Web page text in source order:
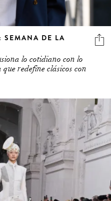
SEMANA DE LA
lo cotidiano con lo
redefine clásicos con